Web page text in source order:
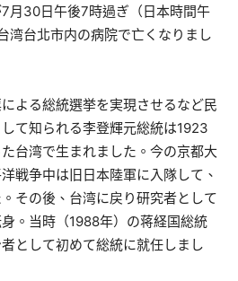
月30日午後7時過ぎ（日本時間午
湾台北市内の病院で亡くなりまし
よる総統選挙を実現させるなど民
て知られる李登輝元総統は1923
台湾で生まれました。今の京都大
戦争中は旧日本陸軍に入隊して、
その後、台湾に戻り研究者として
。当時（1988年）の蒋経国総統
として初めて総統に就任しまし